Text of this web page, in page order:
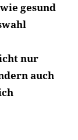
gesund
nur
auch